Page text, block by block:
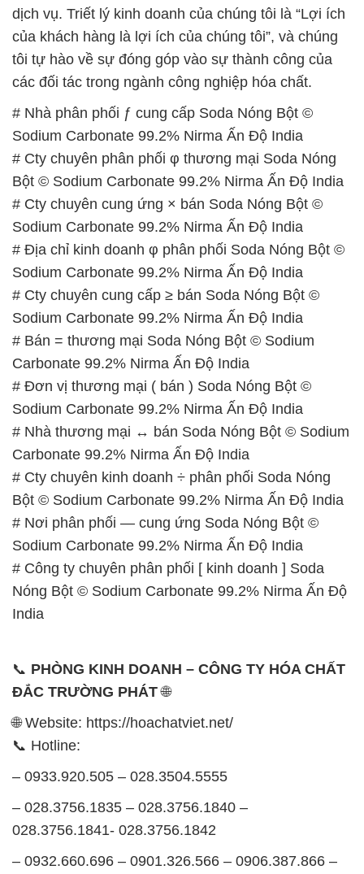
dịch vụ. Triết lý kinh doanh của chúng tôi là “Lợi ích
của khách hàng là lợi ích của chúng tôi”, và chúng
tôi tự hào về sự đóng góp vào sự thành công của
các đối tác trong ngành công nghiệp hóa chất.
# Nhà phân phối ƒ cung cấp Soda Nóng Bột ©
Sodium Carbonate 99.2% Nirma Ấn Độ India
# Cty chuyên phân phối φ thương mại Soda Nóng
Bột © Sodium Carbonate 99.2% Nirma Ấn Độ India
# Cty chuyên cung ứng × bán Soda Nóng Bột ©
Sodium Carbonate 99.2% Nirma Ấn Độ India
# Địa chỉ kinh doanh φ phân phối Soda Nóng Bột ©
Sodium Carbonate 99.2% Nirma Ấn Độ India
# Cty chuyên cung cấp ≥ bán Soda Nóng Bột ©
Sodium Carbonate 99.2% Nirma Ấn Độ India
# Bán = thương mại Soda Nóng Bột © Sodium
Carbonate 99.2% Nirma Ấn Độ India
# Đơn vị thương mại ( bán ) Soda Nóng Bột ©
Sodium Carbonate 99.2% Nirma Ấn Độ India
# Nhà thương mại ↔ bán Soda Nóng Bột © Sodium
Carbonate 99.2% Nirma Ấn Độ India
# Cty chuyên kinh doanh ÷ phân phối Soda Nóng
Bột © Sodium Carbonate 99.2% Nirma Ấn Độ India
# Nơi phân phối — cung ứng Soda Nóng Bột ©
Sodium Carbonate 99.2% Nirma Ấn Độ India
# Công ty chuyên phân phối [ kinh doanh ] Soda
Nóng Bột © Sodium Carbonate 99.2% Nirma Ấn Độ
India
📞 PHÒNG KINH DOANH – CÔNG TY HÓA CHẤT
ĐẮC TRƯỜNG PHÁT🌐
🌐 Website: https://hoachatviet.net/
📞 Hotline:
– 0933.920.505 – 028.3504.5555
– 028.3756.1835 – 028.3756.1840 –
028.3756.1841- 028.3756.1842
– 0932.660.696 – 0901.326.566 – 0906.387.866 –